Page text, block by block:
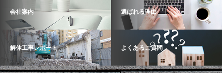
会社案内 選ばれる理由
解体工事レポート よくあるご質問